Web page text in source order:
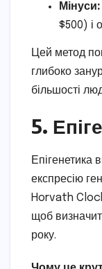
Мінуси:
$500) і
Цей метод
глибоко
більшості
5.
Епігенетика
експресію
Horvath
щоб
року.